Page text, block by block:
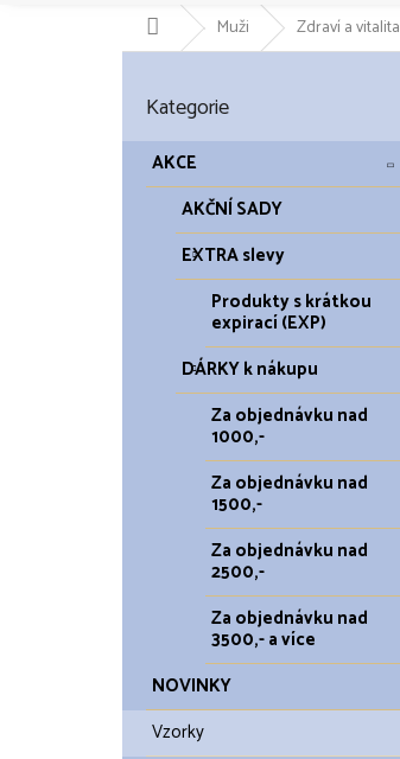
Domů Muži Zdraví a vitalita
kategorie
Kategorie
AKCE
AKČNÍ SADY
EXTRA slevy
Produkty s krátkou
expirací (EXP)
DÁRKY k nákupu
Za objednávku nad
1000,-
Za objednávku nad
1500,-
Za objednávku nad
2500,-
Za objednávku nad
3500,- a více
NOVINKY
Vzorky